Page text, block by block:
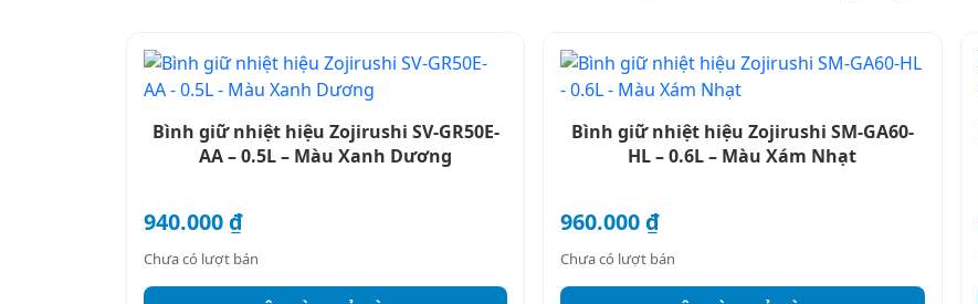
Bình giữ nhiệt hiệu Zojirushi SV-GR50E-
AA – 0.5L – Màu Xanh Dương
940.000₫
Chưa có lượt bán
Bình giữ nhiệt hiệu Zojirushi SM-GA60-
HL – 0.6L – Màu Xám Nhạt
960.000₫
Chưa có lượt bán